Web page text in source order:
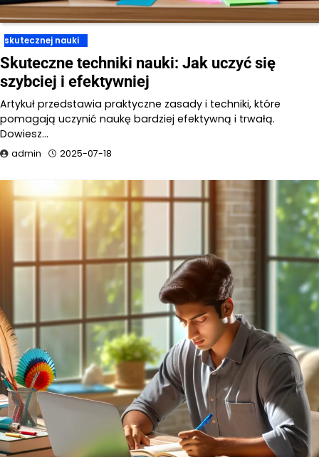
skutecznej nauki
Skuteczne techniki nauki: Jak uczyć się
szybciej i efektywniej
Artykuł przedstawia praktyczne zasady i techniki, które
pomagają uczynić naukę bardziej efektywną i trwałą.
Dowiesz…
admin 2025-07-18